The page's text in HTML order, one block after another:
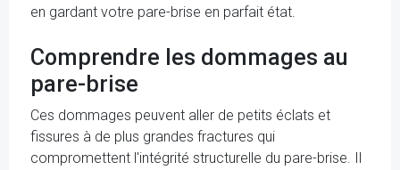
en gardant votre pare-brise en parfait état.
Comprendre les dommages au
pare-brise
Ces dommages peuvent aller de petits éclats et
fissures à de plus grandes fractures qui
compromettent l'intégrité structurelle du pare-brise. Il